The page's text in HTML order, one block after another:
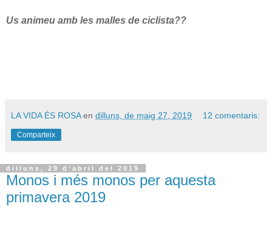
Us animeu amb les malles de ciclista??
LA VIDA ÉS ROSA en dilluns, de maig 27, 2019 12 comentaris:
Comparteix
dilluns, 29 d’abril del 2019
Monos i més monos per aquesta
primavera 2019